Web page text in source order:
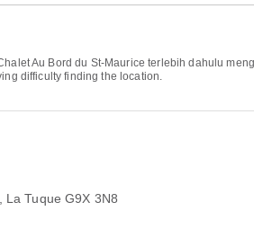
Au Bord du St-Maurice terlebih dahulu
difficulty finding the location.
, La Tuque G9X 3N8